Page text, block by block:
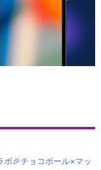
ボ🎉チョコボール×マッ